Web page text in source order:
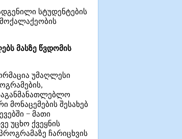
სტუდენტების
მასზე წვდომის
უმაღლესი
მონაცემების შესახებ
− მათი
უცხო ქვეყნის
ჩარიცხვის